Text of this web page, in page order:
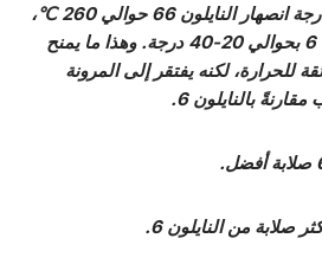
: تبلغ درجة انصهار النايلون 66 حوالي 260 ℃،
وهي أعلى من النايلون 6 بحوالي 20-40 درجة. وهذا ما يمنح
فائقة للحرارة، لكنه يفتقر إلى المرونة
بالنايلون 6.